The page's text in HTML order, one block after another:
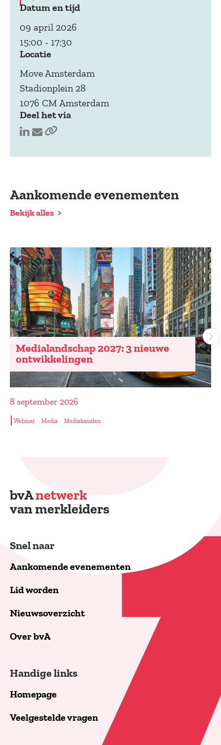
Datum en tijd
09 april 2026
15:00 - 17:30
Locatie
Move Amsterdam
Stadionplein 28
1076 CM Amsterdam
Deel het via
Aankomende evenementen
Bekijk alles
Medialandschap 2027: 3 nieuwe
ontwikkelingen
8 september 2026
Webinar Media Mediakanalen
bvAnetwerk
van merkleiders
Snel naar
Aankomende evenementen
Lid worden
Nieuwsoverzicht
Over bvA
Handige links
Homepage
Veelgestelde vragen